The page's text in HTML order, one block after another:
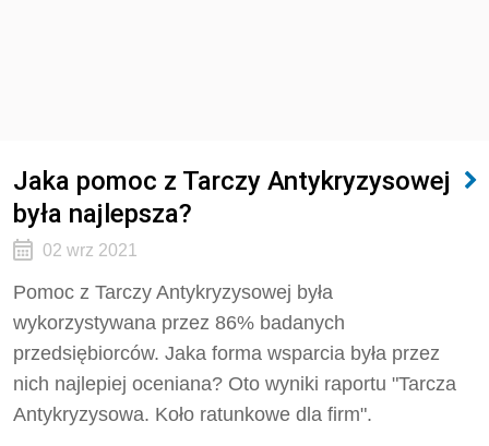
Jaka pomoc z Tarczy Antykryzysowej
była najlepsza?
02 wrz 2021
Pomoc z Tarczy Antykryzysowej była
wykorzystywana przez 86% badanych
przedsiębiorców. Jaka forma wsparcia była przez
nich najlepiej oceniana? Oto wyniki raportu "Tarcza
Antykryzysowa. Koło ratunkowe dla firm".